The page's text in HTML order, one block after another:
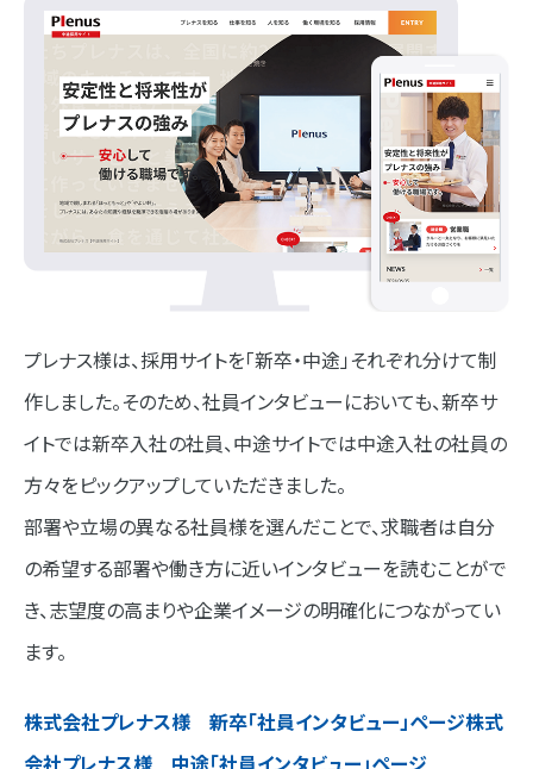
プレナス様は、採用サイトを「新卒・中途」それぞれ分けて制
作しました。そのため、社員インタビューにおいても、新卒サ
イトでは新卒入社の社員、中途サイトでは中途入社の社員の
方々をピックアップしていただきました。
部署や立場の異なる社員様を選んだことで、求職者は自分
の希望する部署や働き方に近いインタビューを読むことがで
き、志望度の高まりや企業イメージの明確化につながってい
ます。
株式会社プレナス様 新卒「社員インタビュー」ページ株式